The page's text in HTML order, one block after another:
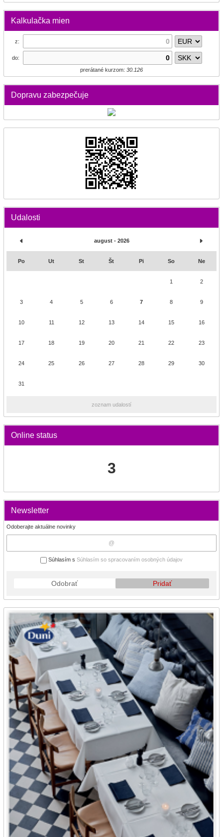
Kalkulačka mien
z:
do:
prerátané kurzom: 30.126
Dopravu zabezpečuje
Udalosti
august - 2026
Po Ut St Št Pi So Ne
1 2
3 4 5 6 7 8 9
10 11 12 13 14 15 16
17 18 19 20 21 22 23
24 25 26 27 28 29 30
31
zoznam udalostí
Online status
3
Newsletter
Odoberajte aktuálne novinky
Súhlasím s Súhlasím so spracovaním osobných údajov
Odobrať Pridať